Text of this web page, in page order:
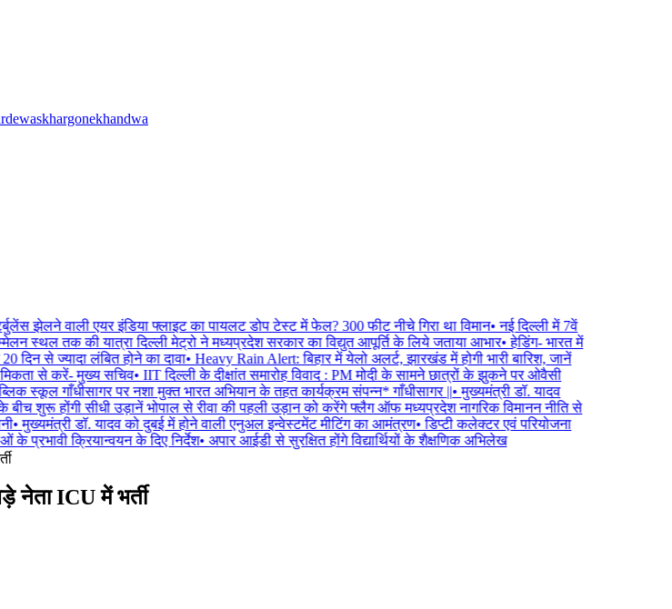
dewaskhargonekhandwa
झेलने वाली एयर इंडिया फ्लाइट का पायलट डोप टेस्ट में फेल? 300 फीट नीचे गिरा था विमान•नई दिल्ली में 7वें
स्थल तक की यात्रा दिल्ली मेट्रो ने मध्यप्रदेश सरकार का विद्युत आपूर्ति के लिये जताया आभार•हेडिंग- भारत में
से ज्यादा लंबित होने का दावा•Heavy Rain Alert: बिहार में येलो अलर्ट, झारखंड में होगी भारी बारिश, जानें
से करें- मुख्य सचिव•IIT दिल्ली के दीक्षांत समारोह विवाद : PM मोदी के सामने छात्रों के झुकने पर ओवैसी
स्कूल गाँधीसागर पर नशा मुक्त भारत अभियान के तहत कार्यक्रम संपन्न* गाँधीसागर ||•मुख्यमंत्री डॉ. यादव
शुरू होंगी सीधी उड़ानें भोपाल से रीवा की पहली उड़ान को करेंगे फ्लैग ऑफ मध्यप्रदेश नागरिक विमानन नीति से
•मुख्यमंत्री डॉ. यादव को दुबई में होने वाली एनुअल इन्वेस्टमेंट मीटिंग का आमंत्रण•डिप्टी कलेक्टर एवं परियोजना
प्रभावी क्रियान्वयन के दिए निर्देश•अपार आईडी से सुरक्षित होंगे विद्यार्थियों के शैक्षणिक अभिलेख
नेता ICU में भर्ती